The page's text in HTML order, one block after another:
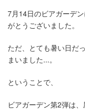
7月14日のビアガーデ
がとうございました。
ただ、とても暑い日だ
まいました...。
ということで、
ビアガーデン第2弾は